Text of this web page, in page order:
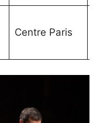
Centre Paris